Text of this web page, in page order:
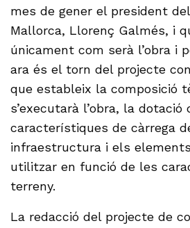
mes de gener el president
Mallorca, Llorenç Galmés, i
únicament com serà l’obra i
ara és el torn del projecte
que estableix la composició
s’executarà l’obra, la dotació
característiques de càrrega
infraestructura i els
utilitzar en funció de les
terreny.
La redacció del projecte de